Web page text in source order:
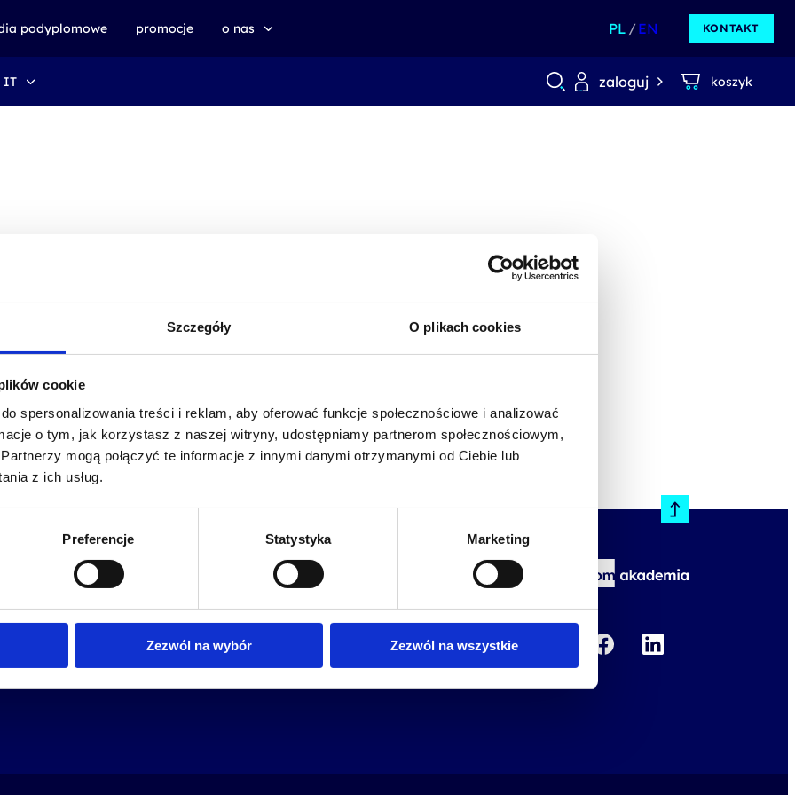
Szczegóły O plikach cookies
cookie
spersonalizowania treści i reklam, aby oferować funkcje społecznościowe i analizować
o tym, jak korzystasz z naszej witryny, udostępniamy partnerom społecznościowym,
mogą połączyć te informacje z innymi danymi otrzymanymi od Ciebie lub
z ich usług.
Preferencje Statystyka Marketing
Zezwól na wybór Zezwól na wszystkie
podyplomowe promocje o nas PL EN KONTAKT
IT zaloguj koszyk
oferta
speexx
udemy business
o szkoleniach
o egzaminach
o Altkom Akademii
zrównoważony rozwój
kariera